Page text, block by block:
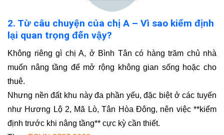
2. Từ câu chuyện của chị A – Vì sao kiểm định
lại quan trọng đến vậy?
Không riêng gì chị A, ở Bình Tân có hàng trăm chủ nhà
muốn nâng tầng để mở rộng không gian sống hoặc cho
thuê.
Nhưng nền đất khu này đa phần yếu, đặc biệt ở các tuyến
như Hương Lộ 2, Mã Lò, Tân Hòa Đông, nên việc **kiểm
định trước khi nâng tầng** cực kỳ cần thiết.